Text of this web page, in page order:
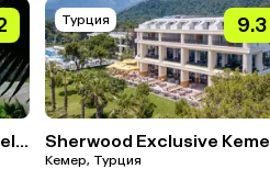
Marine Garden Sochi Hotels & Spa By ZONT Hotel Group
Турция 9.3
Кемер, Турция